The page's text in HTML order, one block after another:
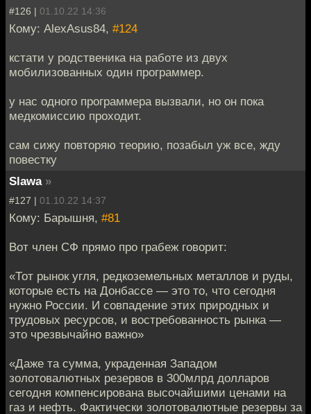
#126 | 01.10.22 14:36
Кому: AlexAsus84, #124
кстати у родственика на работе из двух
мобилизованных один программер.
у нас одного программера вызвали, но он пока
медкомиссию проходит.
сам сижу повторяю теорию, позабыл уж все, жду
повестку
Slawa »
#127 | 01.10.22 14:37
Кому: Барышня, #81
Вот член СФ прямо про грабеж говорит:
«Тот рынок угля, редкоземельных металлов и руды,
которые есть на Донбассе — это то, что сегодня
нужно России. И совпадение этих природных и
трудовых ресурсов, и востребованность рынка —
это чрезвычайно важно»
«Даже та сумма, украденная Западом
золотовалютных резервов в 300млрд долларов
сегодня компенсирована высочайшими ценами на
газ и нефть. Фактически золотовалютные резервы за